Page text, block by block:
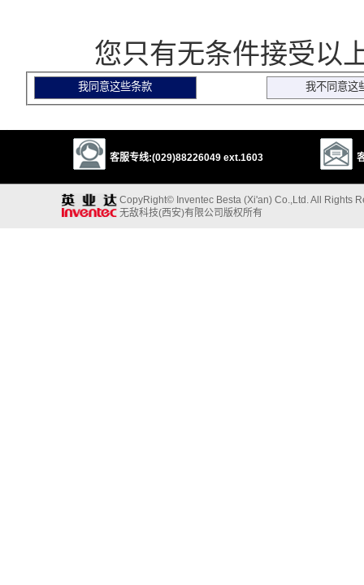
您只有无条件接受以上
客服专线:(029)88226049 ext.1603
CopyRight© Inventec Besta (Xi'an) Co.,Ltd. All Rights
无敌科技(西安)有限公司版权所有